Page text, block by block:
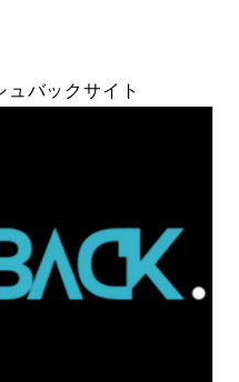
バックサイト